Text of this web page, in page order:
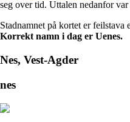
seg over tid. Uttalen nedanfor
Stadnamnet på kortet er feilstava
Korrekt namn i dag er Uenes.
Nes, Vest-Agder
nes